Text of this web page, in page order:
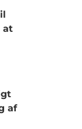
at
af